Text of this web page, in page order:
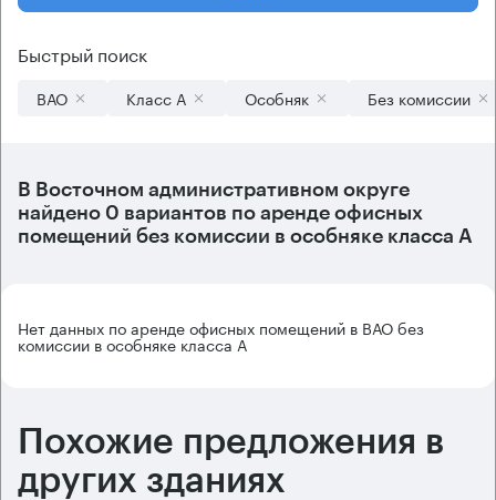
Быстрый поиск
ВАО Класс А Особняк Без комиссии
В Восточном административном округе
найдено 0 вариантов по аренде офисных
помещений без комиссии в особняке класса А
Нет данных по аренде офисных помещений в ВАО без
комиссии в особняке класса А
Похожие предложения в
других зданиях